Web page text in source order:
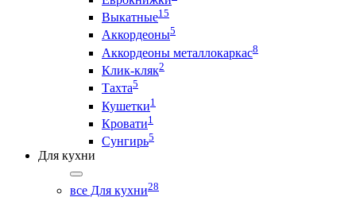
Выкатные15
Аккордеоны5
Аккордеоны металлокаркас8
Клик-кляк2
Тахта5
Кушетки1
Кровати1
Сунгирь5
Для кухни
все Для кухни28